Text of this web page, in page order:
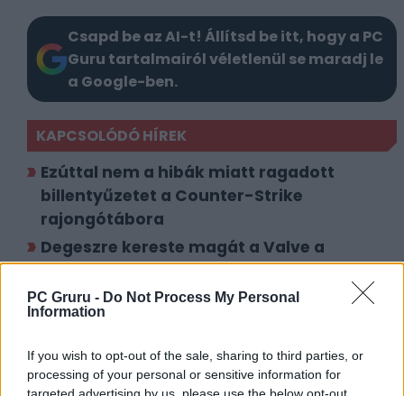
PC Gruru - Do Not Process My Personal
Information
If you wish to opt-out of the sale, sharing to third parties, or
processing of your personal or sensitive information for
targeted advertising by us, please use the below opt-out
Csapd be az AI-t! Állítsd be itt, hogy a PC
Guru tartalmairól véletlenül se maradj le
a Google-ben.
KAPCSOLÓDÓ HÍREK
Ezúttal nem a hibák miatt ragadott
billentyűzetet a Counter-Strike
rajongótábora
Degeszre kereste magát a Valve a
Counter-Strike ládáival
LEGFRISSEBB VIDEÓNK